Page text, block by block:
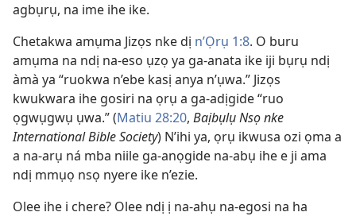
agbụrụ, na ime ihe ike.
Chetakwa amụma Jizọs nke dị n’Ọrụ 1:8. O buru
amụma na ndị na-eso ụzọ ya ga-anata ike iji bụrụ ndị
àmà ya “ruokwa n’ebe kasị anya n’ụwa.” Jizọs
kwukwara ihe gosiri na ọrụ a ga-adịgide “ruo
ọgwụgwụ ụwa.” (Matiu 28:20, Baịbụlụ Nsọ nke
International Bible Society) N’ihi ya, ọrụ ikwusa ozi ọma a
a na-arụ ná mba niile ga-anọgide na-abụ ihe e ji ama
ndị mmụọ nsọ nyere ike n’ezie.
Olee ihe i chere? Olee ndị ị na-ahụ na-egosi na ha